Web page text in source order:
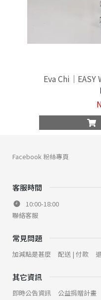
Eva Chi｜EASY
客服時間
10:00-18:00
聯絡客服
常見問題
加減點是甚麼 配送 | 付款
其它資訊
即時公告資訊 公益捐贈計畫
Facebook 粉絲專頁